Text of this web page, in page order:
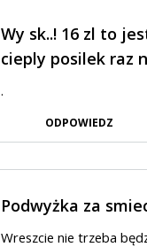
Wy sk..! 16 zl to
cieply posilek raz
.
ODPOWIEDZ
Podwyżka za
Wreszcie nie trzeba